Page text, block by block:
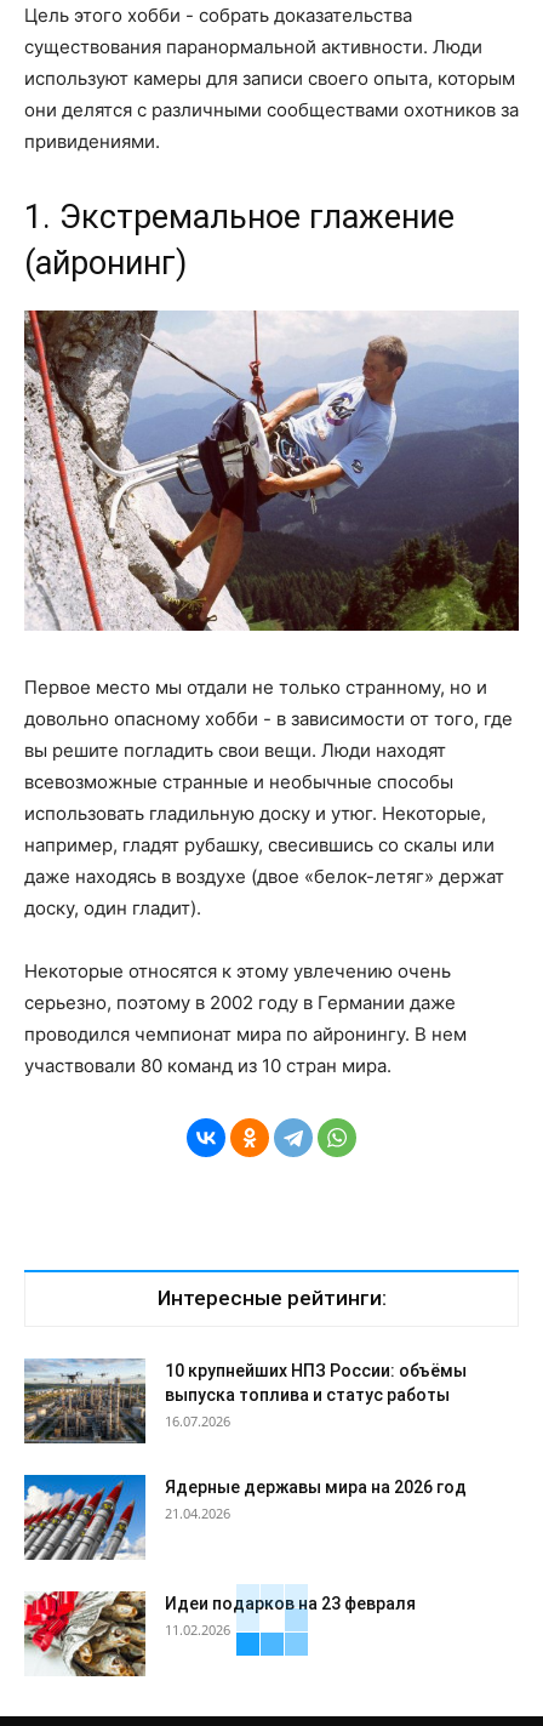
Цель этого хобби - собрать доказательства
существования паранормальной активности. Люди
используют камеры для записи своего опыта, которым
они делятся с различными сообществами охотников за
привидениями.
1. Экстремальное глажение
(айронинг)
Первое место мы отдали не только странному, но и
довольно опасному хобби - в зависимости от того, где
вы решите погладить свои вещи. Люди находят
всевозможные странные и необычные способы
использовать гладильную доску и утюг. Некоторые,
например, гладят рубашку, свесившись со скалы или
даже находясь в воздухе (двое «белок-летяг» держат
доску, один гладит).
Некоторые относятся к этому увлечению очень
серьезно, поэтому в 2002 году в Германии даже
проводился чемпионат мира по айронингу. В нем
участвовали 80 команд из 10 стран мира.
Интересные рейтинги:
10 крупнейших НПЗ России: объёмы
выпуска топлива и статус работы
16.07.2026
Ядерные державы мира на 2026 год
21.04.2026
Идеи подарков на 23 февраля
11.02.2026